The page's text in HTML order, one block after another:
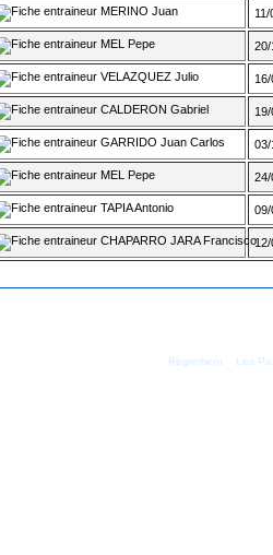
MERINO Juan
MEL Pepe 20/
VELAZQUEZ Julio
CALDERON Gabriel
GARRIDO Juan Carlos 03/
MEL Pepe 24/
TAPIA Antonio 09/
CHAPARRO JARA Francisco12/
Règlement Les